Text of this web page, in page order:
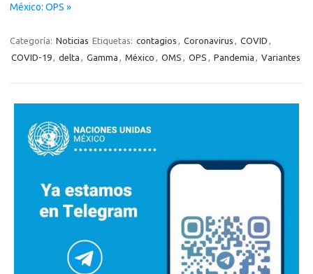
México: OPS »
Categoría: Noticias Etiquetas: contagios , Coronavirus , COVID ,
COVID-19, delta , Gamma , México , OMS , OPS , Pandemia , Variantes